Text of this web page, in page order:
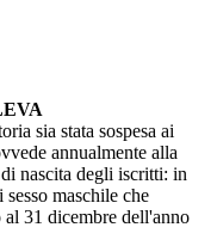
sia stata sospesa ai
annualmente alla
nascita degli iscritti: in
maschile che
31 dicembre dell'anno